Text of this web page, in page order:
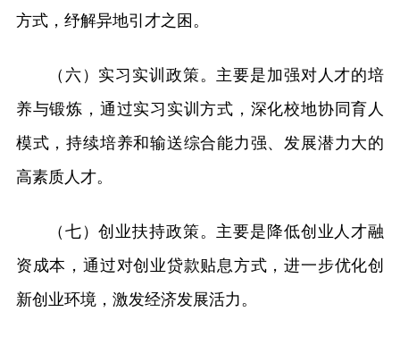
方式，纾解异地引才之困。
（六）实习实训政策。主要是加强对人才的培
养与锻炼，通过实习实训方式，深化校地协同育人
模式，持续培养和输送综合能力强、发展潜力大的
高素质人才。
（七）创业扶持政策。主要是降低创业人才融
资成本，通过对创业贷款贴息方式，进一步优化创
新创业环境，激发经济发展活力。